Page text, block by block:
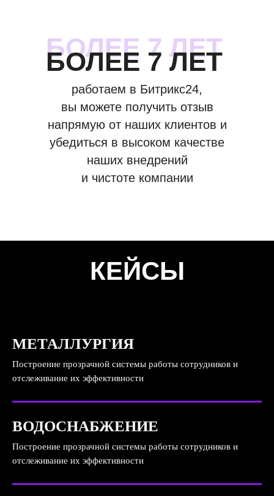
БОЛЕЕ 7 ЛЕТ
БОЛЕЕ 7 ЛЕТ
работаем в Битрикс24,
вы можете получить отзыв
напрямую от наших клиентов и
убедиться в высоком качестве
наших внедрений
и чистоте компании
КЕЙСЫ
МЕТАЛЛУРГИЯ
Построение прозрачной системы работы сотрудников и
отслеживание их эффективности
ВОДОСНАБЖЕНИЕ
Построение прозрачной системы работы сотрудников и
отслеживание их эффективности